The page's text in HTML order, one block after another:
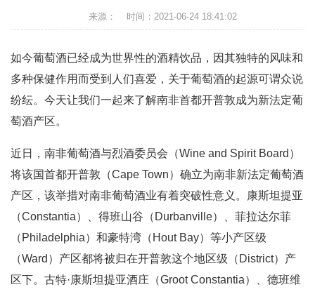
来源： 时间：2021-06-24 18:41:02
如今葡萄酒已经成为世界性的酒精饮品，因其独特的风味和
多种保健作用而受到人们喜爱，关于葡萄酒的起源可谓众说
纷纭。今天让我们一起来了解南非首都开普敦成为新法定葡
萄酒产区。
近日，南非葡萄酒与烈酒委员会（Wine and Spirit Board）
将该国首都开普敦（Cape Town）确立为南非新法定葡萄酒
产区，该举措对南非葡萄酒业有着突破性意义。康斯坦提亚
（Constantia）、得班山谷（Durbanville）、菲拉达尔菲
（Philadelphia）和豪特湾（Hout Bay）等小产区级
（Ward）产区都将被归在开普敦这个地区级（District）产
区下。古特·康斯坦提亚酒庄（Groot Constantia）、德班维